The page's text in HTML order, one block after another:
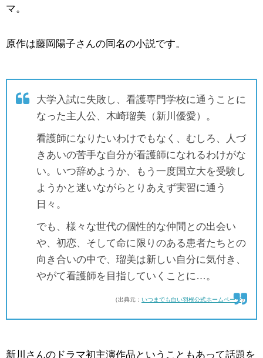
マ。
原作は藤岡陽子さんの同名の小説です。
大学入試に失敗し、看護専門学校に通うことに
なった主人公、木崎瑠美（新川優愛）。
看護師になりたいわけでもなく、むしろ、人づ
きあいの苦手な自分が看護師になれるわけがな
い。いつ辞めようか、もう一度国立大を受験し
ようかと迷いながらとりあえず実習に通う
日々。
でも、様々な世代の個性的な仲間との出会い
や、初恋、そして命に限りのある患者たちとの
向き合いの中で、瑠美は新しい自分に気付き、
やがて看護師を目指していくことに…。
（出典元： いつまでも白い羽根公式ホームページ）
新川さんのドラマ初主演作品ということもあって話題を